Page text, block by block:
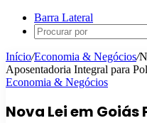
Barra Lateral
Início/Economia & Negócios/
Aposentadoria Integral para
Economia & Negócios
Nova Lei em Goiás